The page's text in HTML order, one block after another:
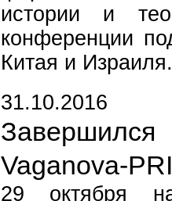
истории и
конференции
Китая и Израиля.
31.10.2016
Vaganova-
29 октября